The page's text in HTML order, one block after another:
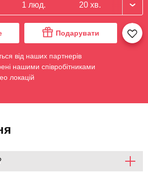
1 люд. 20 хв.
Подарувати
від наших партнерів
нашими співробітниками
локацій